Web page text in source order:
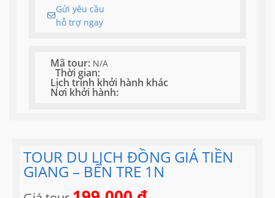
Gửi yêu cầu
hỗ trợ ngay
Mã tour: N/A
Thời gian:
Lịch trình khởi hành khác
Nơi khởi hành:
TOUR DU LỊCH ĐỒNG GIÁ TIỀN
GIANG – BẾN TRE 1N